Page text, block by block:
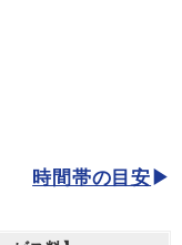
時間帯の目安